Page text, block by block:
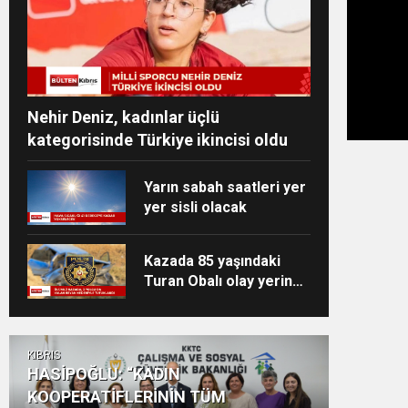
Nehir Deniz, kadınlar üçlü
kategorisinde Türkiye ikincisi oldu
Yarın sabah saatleri yer
yer sisli olacak
Kazada 85 yaşındaki
Turan Obalı olay yerinde
KIBRIS
HASİPOĞLU: “KADIN
KOOPERATİFLERİNİN TÜM